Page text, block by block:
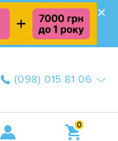
×
(098) 015 81 06
0